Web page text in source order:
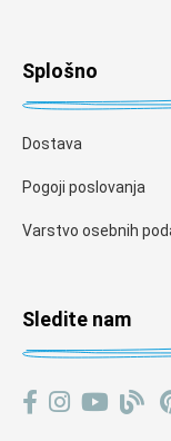
Splošno
Dostava
Pogoji poslovanja
Varstvo osebnih
Sledite nam